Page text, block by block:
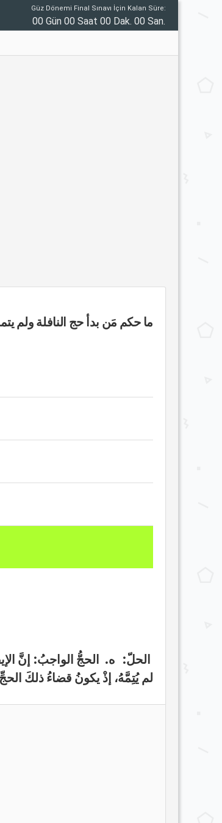
Güz Dönemi Final Sınavı İçin Kalan Süre:
00 Gün 00 Saat 00 Dak. 00 San.
ما حكم مَن بدأ حج النافلة ولم
الحلّ: ه. الحجُّ الواجبُ: إنَّ
لم يُتِمَّهُ، إذْ يكونُ قضاءُ ذلكَ